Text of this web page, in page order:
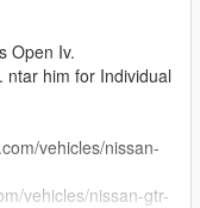
Open Iv.
ntar him for Individual
vehicles/nissan-
vehicles/nissan-gtr-